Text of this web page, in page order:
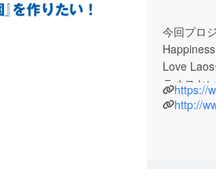
今回プロ
Love
ラオスと
肥料農業
https://
http://